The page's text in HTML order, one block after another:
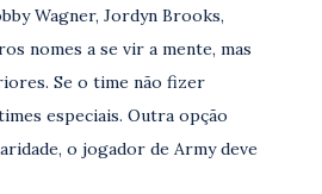
Wagner, Jordyn Brooks,
nomes a se vir a mente, mas
Se o time não fizer
especiais. Outra opção
o jogador de Army deve